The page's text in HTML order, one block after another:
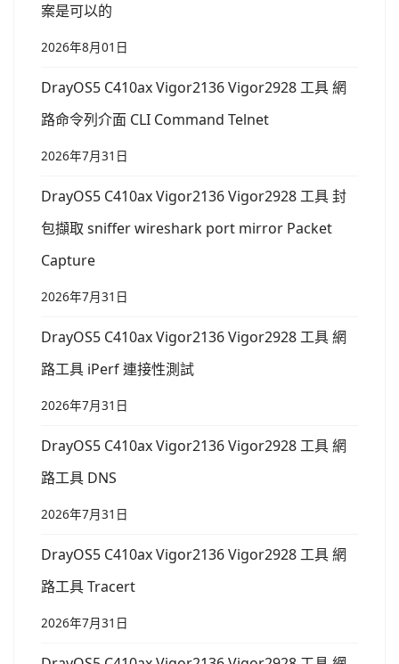
案是可以的
2026年8月01日
DrayOS5 C410ax Vigor2136 Vigor2928 工具 網
路命令列介面 CLI Command Telnet
2026年7月31日
DrayOS5 C410ax Vigor2136 Vigor2928 工具 封
包擷取 sniffer wireshark port mirror Packet
Capture
2026年7月31日
DrayOS5 C410ax Vigor2136 Vigor2928 工具 網
路工具 iPerf 連接性測試
2026年7月31日
DrayOS5 C410ax Vigor2136 Vigor2928 工具 網
路工具 DNS
2026年7月31日
DrayOS5 C410ax Vigor2136 Vigor2928 工具 網
路工具 Tracert
2026年7月31日